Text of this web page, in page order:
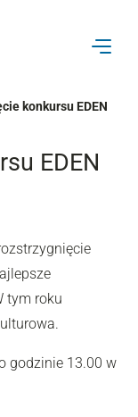
konkursu EDEN
EDEN
tym roku
godzinie 13.00 w